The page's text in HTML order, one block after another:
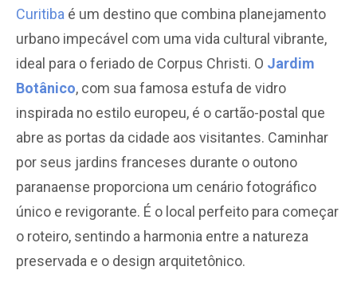
Curitiba é um destino que combina planejamento
urbano impecável com uma vida cultural vibrante,
ideal para o feriado de Corpus Christi. O Jardim
Botânico, com sua famosa estufa de vidro
inspirada no estilo europeu, é o cartão-postal que
abre as portas da cidade aos visitantes. Caminhar
por seus jardins franceses durante o outono
paranaense proporciona um cenário fotográfico
único e revigorante. É o local perfeito para começar
o roteiro, sentindo a harmonia entre a natureza
preservada e o design arquitetônico.